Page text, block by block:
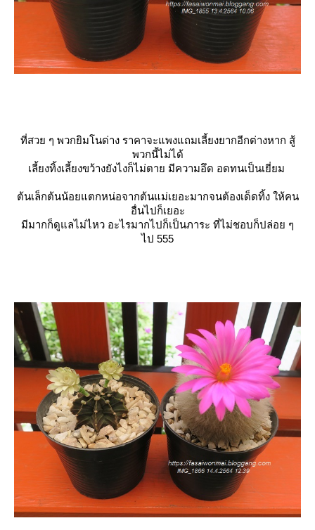
ที่สวย ๆ พวกยิมโนด่าง ราคาจะแพงแถมเลี้ยงยากอีกต่างหาก สู้
พวกนี้ไม่ได้
เลี้ยงทิ้งเลี้ยงขว้างยังไงก็ไม่ตาย มีความอึด อดทนเป็นเยี่ยม
ต้นเล็กต้นน้อยแตกหน่อจากต้นแม่เยอะมากจนต้องเด็ดทิ้ง ให้คน
อื่นไปก็เยอะ
มีมากก็ดูแลไม่ไหว อะไรมากไปก็เป็นภาระ ที่ไม่ชอบก็ปล่อย ๆ
ไป 555